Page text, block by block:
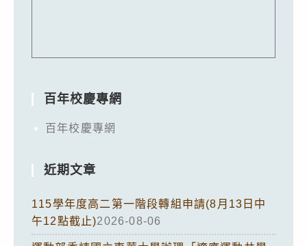
百年校慶專網
百年校慶專網
近期文章
115學年度高二第一階段轉組申請(8月13日中
午12點截止)2026-08-06